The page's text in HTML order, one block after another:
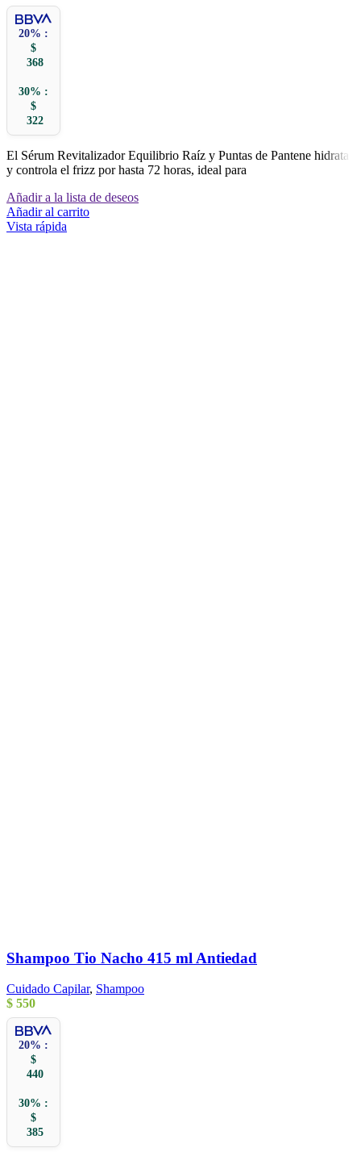
20% :
$
368
30% :
$
322
El Sérum Revitalizador Equilibrio Raíz y Puntas de Pantene hidrata
y controla el frizz por hasta 72 horas, ideal para
Añadir a la lista de deseos
Añadir al carrito
Vista rápida
Shampoo Tio Nacho 415 ml Antiedad
Cuidado Capilar, Shampoo
$ 550
20% :
$
440
30% :
$
385